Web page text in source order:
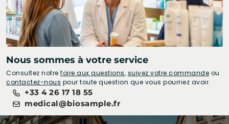
Nous sommes à votre service
Consultez notre foire aux questions, suivez votre commande ou
contactez-nous pour toute question que vous pourriez avoir.
+33 4 26 17 18 55
medical@biosample.fr